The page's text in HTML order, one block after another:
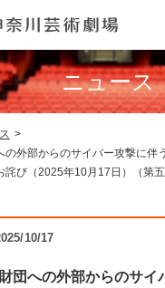
を探す
ィ チケット購入
ニュース
>
の外部からのサイバー攻撃に伴
詫び（2025年10月17日）（第五
10/17
財団への外部からのサイ